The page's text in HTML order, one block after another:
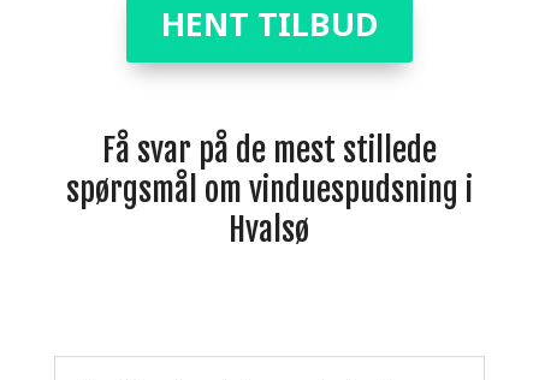
HENT TILBUD
Få svar på de mest stillede
spørgsmål om vinduespudsning i
Hvalsø